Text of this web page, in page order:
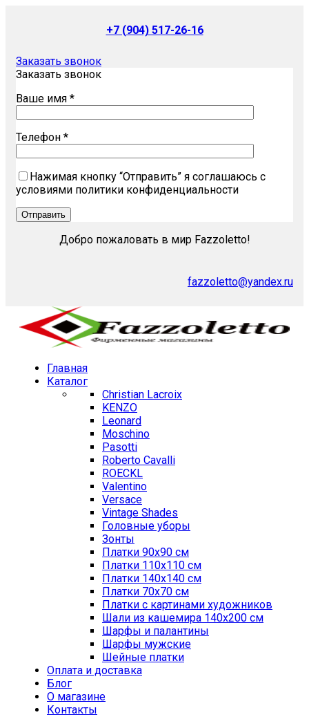
+7 (904) 517-26-16
Заказать звонок
Заказать звонок
Ваше имя *
Телефон *
Нажимая кнопку “Отправить” я соглашаюсь с
условиями политики конфиденциальности
Добро пожаловать в мир Fazzoletto!
fazzoletto@yandex.ru
Главная
Каталог
Christian Lacroix
KENZO
Leonard
Moschino
Pasotti
Roberto Cavalli
ROECKL
Valentino
Versace
Vintage Shades
Головные уборы
Зонты
Платки 90х90 см
Платки 110х110 см
Платки 140х140 см
Платки 70х70 см
Платки с картинами художников
Шали из кашемира 140х200 см
Шарфы и палантины
Шарфы мужские
Шейные платки
Оплата и доставка
Блог
О магазине
Контакты